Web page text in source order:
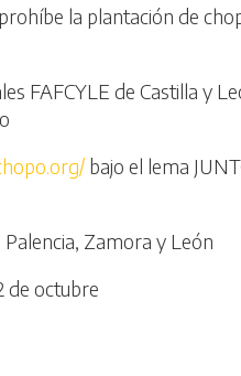
la plantación de
FAFCYLE de Castilla y
bajo el lema
Zamora y León
de octubre